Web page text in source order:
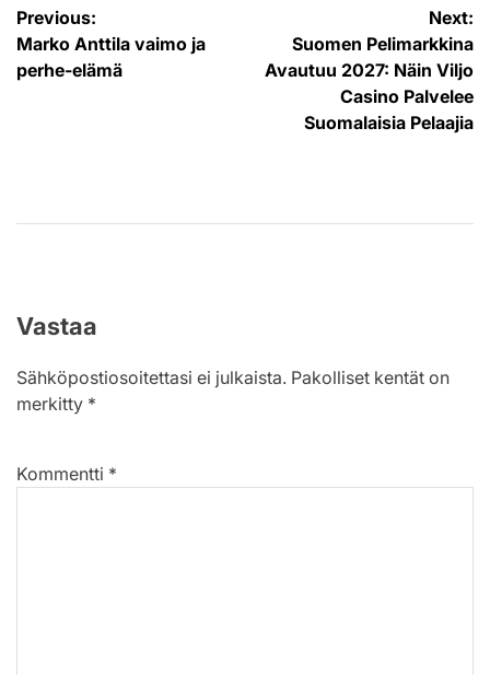
Artikkelien
selaus
Previous:
Marko Anttila vaimo ja
perhe-elämä
Next:
Suomen Pelimarkkina
Avautuu 2027: Näin Viljo
Casino Palvelee
Suomalaisia Pelaajia
Vastaa
Sähköpostiosoitettasi ei julkaista. Pakolliset kentät on
merkitty *
Kommentti *